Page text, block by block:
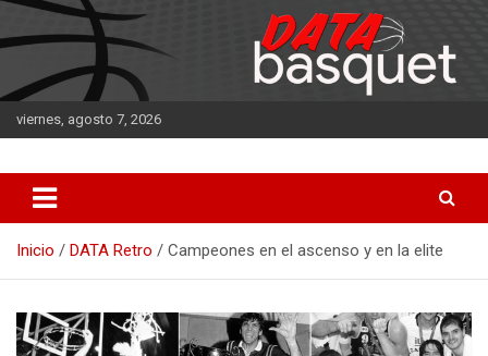
Saltar
al
contenido
viernes, agosto 7, 2026
DATA Basquet
Inicio DATA Retro Campeones en el ascenso y en la elite